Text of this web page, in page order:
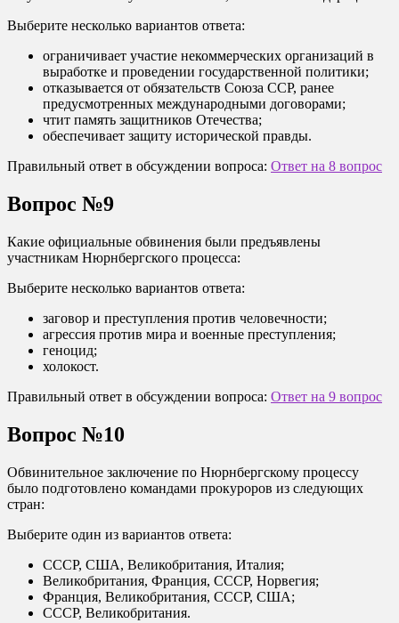
Выберите несколько вариантов ответа:
ограничивает участие некоммерческих организаций в
выработке и проведении государственной политики;
отказывается от обязательств Союза ССР, ранее
предусмотренных международными договорами;
чтит память защитников Отечества;
обеспечивает защиту исторической правды.
Правильный ответ в обсуждении вопроса: Ответ на 8 вопрос
Вопрос №9
Какие официальные обвинения были предъявлены
участникам Нюрнбергского процесса:
Выберите несколько вариантов ответа:
заговор и преступления против человечности;
агрессия против мира и военные преступления;
геноцид;
холокост.
Правильный ответ в обсуждении вопроса: Ответ на 9 вопрос
Вопрос №10
Обвинительное заключение по Нюрнбергскому процессу
было подготовлено командами прокуроров из следующих
стран:
Выберите один из вариантов ответа:
СССР, США, Великобритания, Италия;
Великобритания, Франция, СССР, Норвегия;
Франция, Великобритания, СССР, США;
СССР, Великобритания.